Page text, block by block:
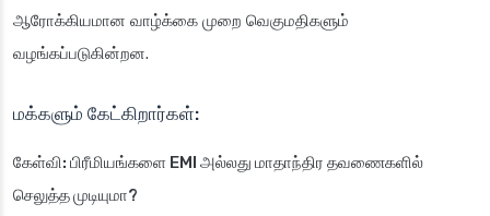
ஆரோக்கியமான வாழ்க்கை முறை வெகுமதிகளும்
வழங்கப்படுகின்றன.
மக்களும் கேட்கிறார்கள்:
கேள்வி: பிரீமியங்களை EMI அல்லது மாதாந்திர தவணைகளில்
செலுத்த முடியுமா?